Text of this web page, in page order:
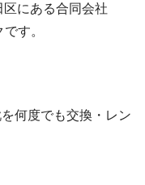
にある合同会社
す。
何度でも交換・レン